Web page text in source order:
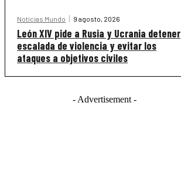
Noticias Mundo 9 agosto, 2026
León XIV pide a Rusia y Ucrania detener
escalada de violencia y evitar los
ataques a objetivos civiles
- Advertisement -